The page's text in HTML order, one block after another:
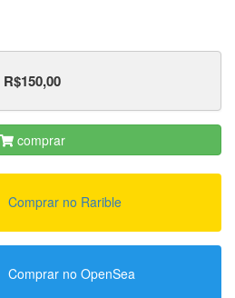
R$150,00
comprar
Comprar no Rarible
Comprar no OpenSea